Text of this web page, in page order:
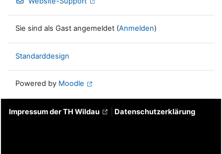
Sie sind als Gast angemeldet (Anmelden)
Standarddesign
Powered by Moodle
Impressum der TH Wildau Datenschutzerklärung